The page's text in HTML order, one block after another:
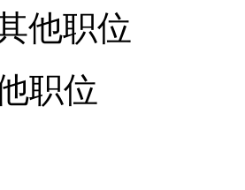
他职位
职位